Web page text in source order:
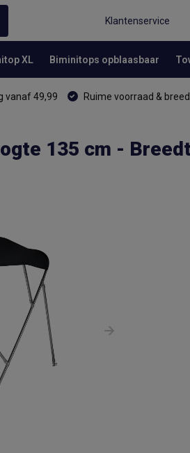
Klantenservice
XL Biminitops opblaasbaar
vanaf 49,99 Ruime voorraad &
135 cm -